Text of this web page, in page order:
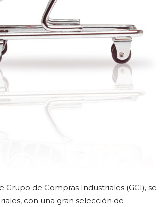
de Compras Industriales (GCI), se
con una gran selección de